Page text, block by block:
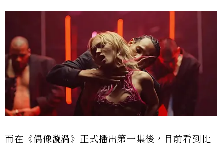
而在《偶像漩渦》正式播出第一集後，目前看到比